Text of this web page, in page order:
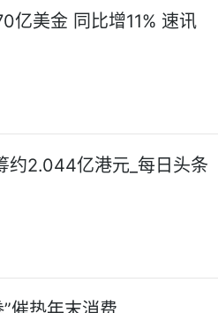
亿美金 同比增11% 速讯
约2.044亿港元_每日头条